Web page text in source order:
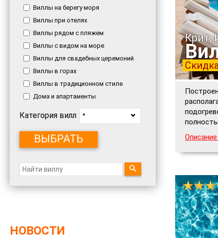
Виллы на берегу моря
Виллы при отелях
Виллы рядом с пляжем
Виллы с видом на море
Виллы для свадебных церемоний
Виллы в горах
Виллы в традиционном стиле
Дома и апартаменты
Категория вилл *
ВЫБРАТЬ
НОВОСТИ
Крит,